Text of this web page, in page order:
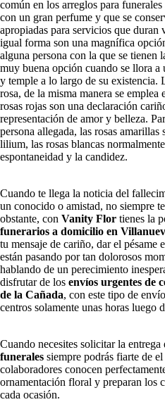
común en los arreglos para
con un gran perfume y que se
apropiadas para servicios que duran
igual forma son una magnífica
alguna persona con la que se tienen
muy buena opción cuando se llora a
y temple a lo largo de su existencia.
rosa, de la misma manera se emplea
rosas rojas son una declaración
representación de amor y belleza.
persona allegada, las rosas
lilium, las rosas blancas
espontaneidad y la candidez.
Cuando te llega la noticia del
un conocido o amistad, no siempre
obstante, con Vanity Flor tienes la
funerarios a domicilio en
tu mensaje de cariño, dar el pésame
están pasando por tan dolorosos
hablando de un perecimiento
disfrutar de los envíos urgentes de
de la Cañada, con este tipo de
centros solamente unas horas luego
Cuando necesites solicitar la entrega
funerales siempre podrás fiarte de
colaboradores conocen
ornamentación floral y preparan los
cada ocasión.